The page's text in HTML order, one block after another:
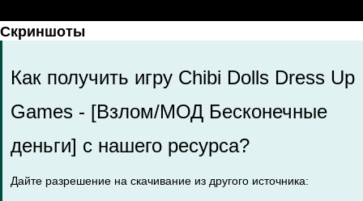
Скриншоты
Как получить игру Chibi Dolls Dress Up
Games - [Взлом/МОД Бесконечные
деньги] с нашего ресурса?
Дайте разрешение на скачивание из другого источника: